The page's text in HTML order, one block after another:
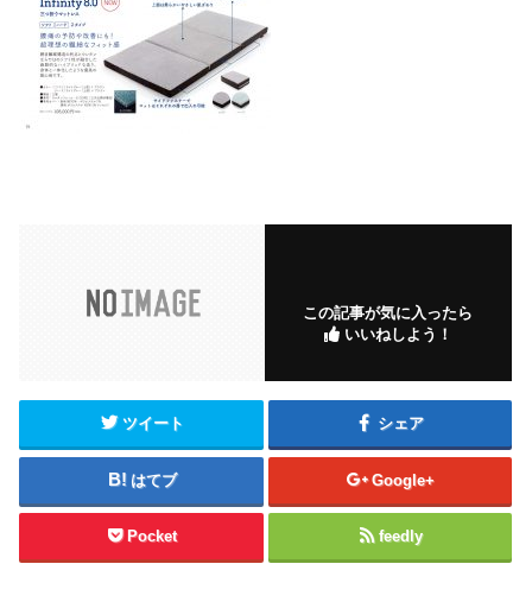
この記事が気に入ったら
いいねしよう！
ツイート シェア
はてブ Google+
Pocket feedly